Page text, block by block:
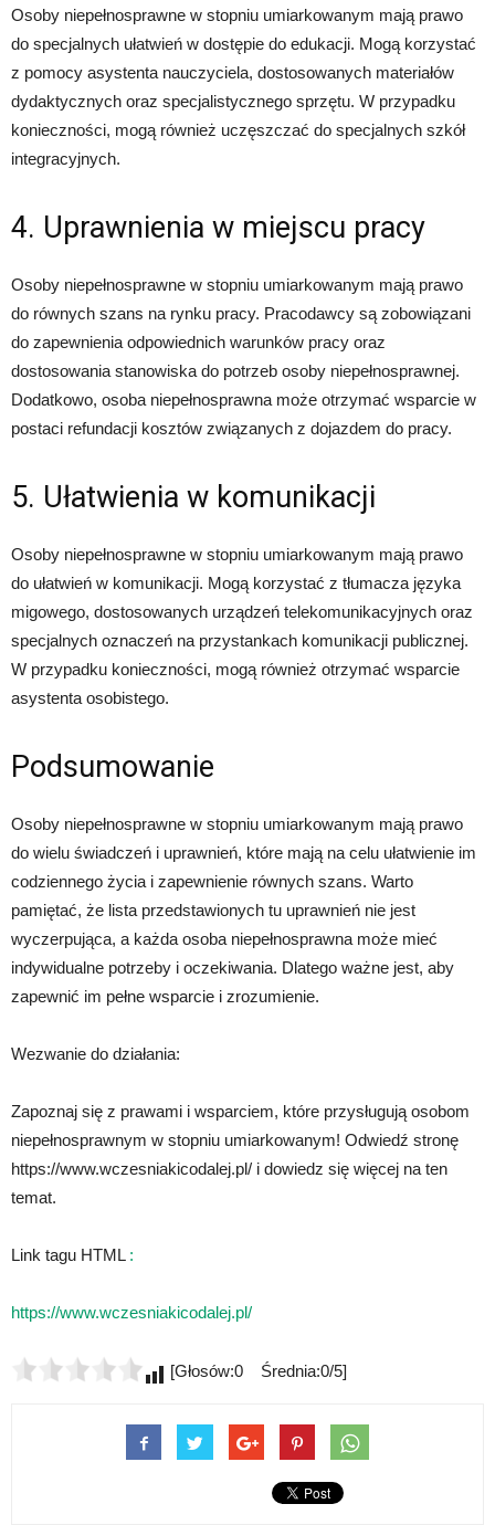
Osoby niepełnosprawne w stopniu umiarkowanym mają prawo
do specjalnych ułatwień w dostępie do edukacji. Mogą korzystać
z pomocy asystenta nauczyciela, dostosowanych materiałów
dydaktycznych oraz specjalistycznego sprzętu. W przypadku
konieczności, mogą również uczęszczać do specjalnych szkół
integracyjnych.
4. Uprawnienia w miejscu pracy
Osoby niepełnosprawne w stopniu umiarkowanym mają prawo
do równych szans na rynku pracy. Pracodawcy są zobowiązani
do zapewnienia odpowiednich warunków pracy oraz
dostosowania stanowiska do potrzeb osoby niepełnosprawnej.
Dodatkowo, osoba niepełnosprawna może otrzymać wsparcie w
postaci refundacji kosztów związanych z dojazdem do pracy.
5. Ułatwienia w komunikacji
Osoby niepełnosprawne w stopniu umiarkowanym mają prawo
do ułatwień w komunikacji. Mogą korzystać z tłumacza języka
migowego, dostosowanych urządzeń telekomunikacyjnych oraz
specjalnych oznaczeń na przystankach komunikacji publicznej.
W przypadku konieczności, mogą również otrzymać wsparcie
asystenta osobistego.
Podsumowanie
Osoby niepełnosprawne w stopniu umiarkowanym mają prawo
do wielu świadczeń i uprawnień, które mają na celu ułatwienie im
codziennego życia i zapewnienie równych szans. Warto
pamiętać, że lista przedstawionych tu uprawnień nie jest
wyczerpująca, a każda osoba niepełnosprawna może mieć
indywidualne potrzeby i oczekiwania. Dlatego ważne jest, aby
zapewnić im pełne wsparcie i zrozumienie.
Wezwanie do działania:
Zapoznaj się z prawami i wsparciem, które przysługują osobom
niepełnosprawnym w stopniu umiarkowanym! Odwiedź stronę
https://www.wczesniakicodalej.pl/ i dowiedz się więcej na ten
temat.
Link tagu HTML :
https://www.wczesniakicodalej.pl/
[Głosów:0 Średnia:0/5]